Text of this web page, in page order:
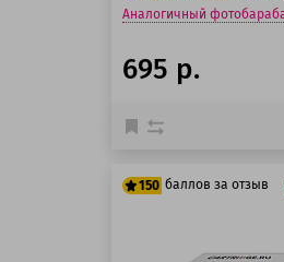
Аналогичный
695 р.
150 баллов за отзыв